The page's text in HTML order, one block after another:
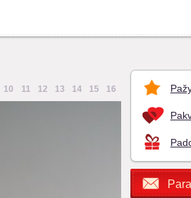
10 11 12 13 14 15 16